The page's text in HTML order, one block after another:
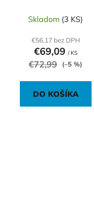
Skladom (3 KS)
€56,17 bez DPH
€69,09 / KS
€72,99 (–5 %)
DO KOŠÍKA